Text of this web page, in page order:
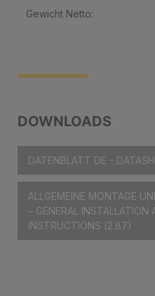
DOWNLOADS
DATENBLATT DE -
ALLGEMEINE MONTAGE
– GENERAL INSTALLATION
INSTRUCTIONS (2.87)
Gewicht Netto: